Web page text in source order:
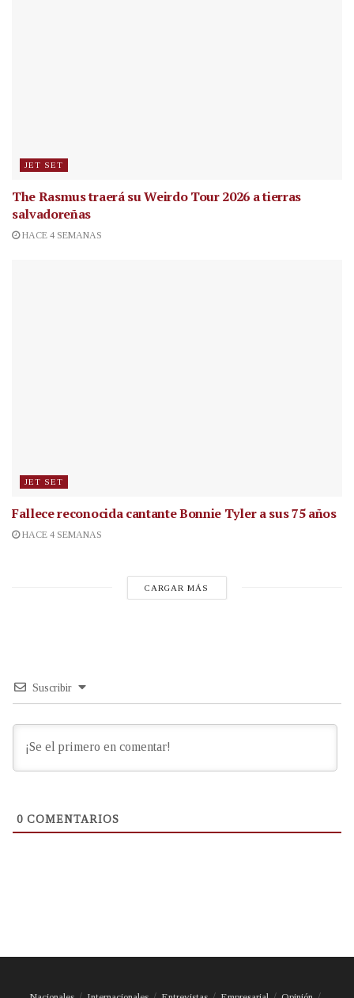
JET SET
The Rasmus traerá su Weirdo Tour 2026 a tierras
salvadoreñas
HACE 4 SEMANAS
JET SET
Fallece reconocida cantanteBonnie Tyler a sus 75 años
HACE 4 SEMANAS
CARGAR MÁS
Suscribir
0 COMENTARIOS